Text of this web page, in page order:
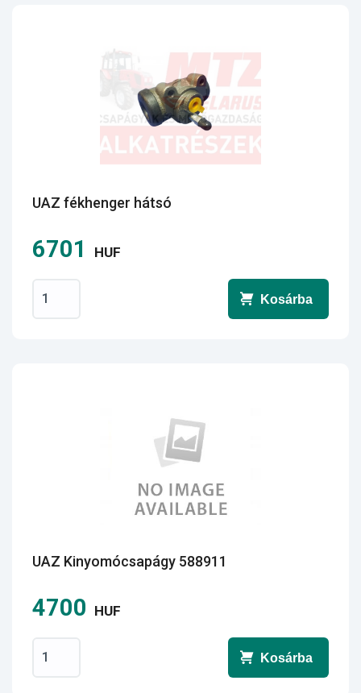
UAZ fékhenger hátsó
6701 HUF
Kosárba
UAZ Kinyomócsapágy 588911
4700 HUF
Kosárba